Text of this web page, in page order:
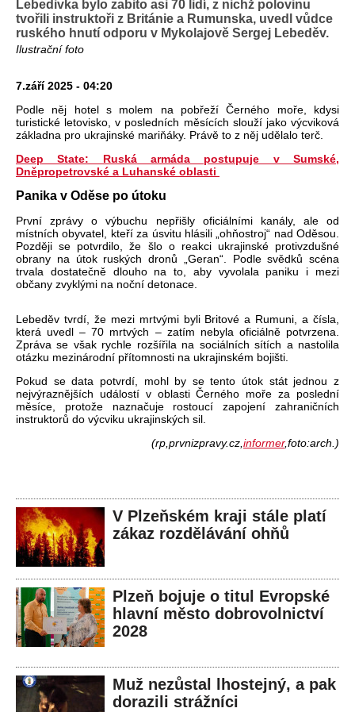
Lebedivka bylo zabito asi 70 lidí, z nichž polovinu
tvořili instruktoři z Británie a Rumunska, uvedl vůdce
ruského hnutí odporu v Mykolajově Sergej Lebeděv.
Ilustrační foto
7.září 2025 - 04:20
Podle něj hotel s molem na pobřežíČerného moře, kdysi
turistické letovisko, v posledních měsících slouží jako výcviková
základna pro ukrajinské mariňáky. Právě to z něj udělalo terč.
Deep State: Ruská armáda postupuje v Sumské,
Dněpropetrovské a Luhanské oblasti
Panika v Oděse po útoku
První zprávy o výbuchu nepřišly oficiálními kanály, ale od
místních obyvatel, kteří za úsvitu hlásili„ohňostroj“ nad Oděsou.
Později se potvrdilo, že šlo o reakci ukrajinské protivzdušné
obrany na útok ruských dronů „Geran“. Podle svědků scéna
trvala dostatečně dlouho na to, aby vyvolala paniku i mezi
občany zvyklými na noční detonace.
Lebeděv tvrdí, že mezi mrtvými byli Britové a Rumuni, ačísla,
která uvedl– 70 mrtvých – zatím nebyla oficiálně potvrzena.
Zpráva se však rychle rozšířila na sociálních sítích a nastolila
otázku mezinárodní přítomnosti na ukrajinském bojišti.
Pokud se data potvrdí, mohl by se tento útok stát jednou z
nejvýraznějších událostí v oblastiČerného moře za poslední
měsíce, protože naznačuje rostoucí zapojení zahraničních
instruktorů do výcviku ukrajinských sil.
(rp,prvnizpravy.cz,informer,foto:arch.)
V Plzeňském kraji stále platí
zákaz rozdělávání ohňů
Plzeň bojuje o titul Evropské
hlavní město dobrovolnictví
2028
Muž nezůstal lhostejný, a pak
dorazili strážníci